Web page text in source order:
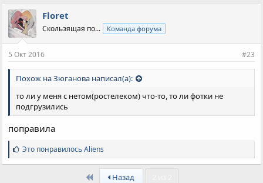
Floret
Скользящая по... Команда форума
5 Окт 2016 #23
Похож на Зюганова написал(а):
то ли у меня с нетом(ростелеком) что-то, то ли фотки не
подгрузились
поправила
С
и
м
Это понравилосьAliens
First Назад